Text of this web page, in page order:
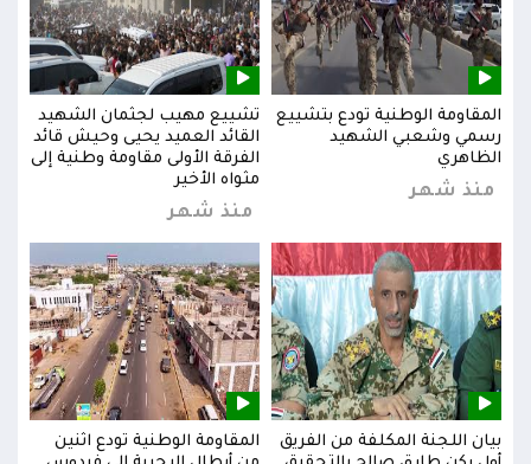
المقاومة الوطنية تودع بتشييع
رسمي وشعبي الشهيد
الظاهري
منذ شهر
تشييع مهيب لجثمان الشهيد
القائد العميد يحيى وحيش قائد
الفرقة الأولى مقاومة وطنية إلى
مثواه الأخير
منذ شهر
بيان اللجنة المكلفة من الفريق
المقاومة الوطنية تودع اثنين